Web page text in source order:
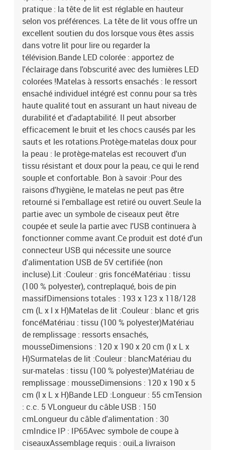
pratique : la tête de lit est réglable en hauteur
selon vos préférences. La tête de lit vous offre un
excellent soutien du dos lorsque vous êtes assis
dans votre lit pour lire ou regarder la
télévision.Bande LED colorée : apportez de
l'éclairage dans l'obscurité avec des lumières LED
colorées !Matelas à ressorts ensachés : le ressort
ensaché individuel intégré est connu pour sa très
haute qualité tout en assurant un haut niveau de
durabilité et d'adaptabilité. Il peut absorber
efficacement le bruit et les chocs causés par les
sauts et les rotations.Protège-matelas doux pour
la peau : le protège-matelas est recouvert d'un
tissu résistant et doux pour la peau, ce qui le rend
souple et confortable. Bon à savoir :Pour des
raisons d'hygiène, le matelas ne peut pas être
retourné si l'emballage est retiré ou ouvert.Seule la
partie avec un symbole de ciseaux peut être
coupée et seule la partie avec l'USB continuera à
fonctionner comme avant.Ce produit est doté d'un
connecteur USB qui nécessite une source
d'alimentation USB de 5V certifiée (non
incluse).Lit :Couleur : gris foncéMatériau : tissu
(100 % polyester), contreplaqué, bois de pin
massifDimensions totales : 193 x 123 x 118/128
cm (L x l x H)Matelas de lit :Couleur : blanc et gris
foncéMatériau : tissu (100 % polyester)Matériau
de remplissage : ressorts ensachés,
mousseDimensions : 120 x 190 x 20 cm (l x L x
H)Surmatelas de lit :Couleur : blancMatériau du
sur-matelas : tissu (100 % polyester)Matériau de
remplissage : mousseDimensions : 120 x 190 x 5
cm (l x L x H)Bande LED :Longueur : 55 cmTension
: c.c. 5 VLongueur du câble USB : 150
cmLongueur du câble d'alimentation : 30
cmIndice IP : IP65Avec symbole de coupe à
ciseauxAssemblage requis : ouiLa livraison